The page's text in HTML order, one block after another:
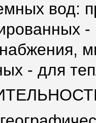
вод:
-
- для